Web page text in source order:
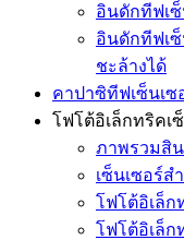
อินดักทีฟเซ็
อินดักทีฟเซ็
ชะล้างได้
คาปาซิทีฟเซ็นเซ
โฟโต้อิเล็กทริคเ
ภาพรวมสิ
เซ็นเซอร์ส
โฟโต้อิเล็ก
โฟโต้อิเล็ก